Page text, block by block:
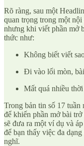
Rõ ràng, sau một
quan trọng trong một
nhưng khi viết phần mở
thức như:
Không biết viết
Đi vào lối mòn,
Mất quá nhiều
Trong bản tin số 17 tuần
để khiến phần mở bài
sẽ đưa ra một ví dụ và
để bạn thấy việc đa
nghĩ.